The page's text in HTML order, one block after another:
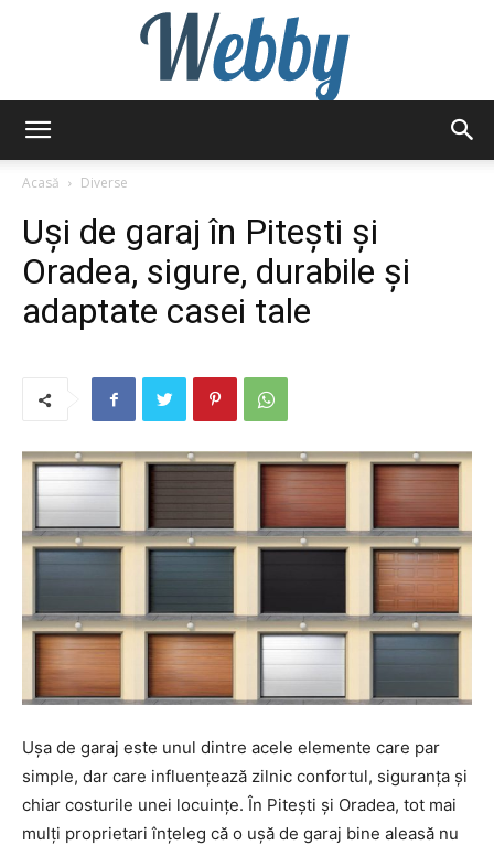
Acasă
Diverse
Uși de garaj în Pitești și
Oradea, sigure, durabile și
adaptate casei tale
Ușa de garaj este unul dintre acele elemente care par
simple, dar care influențează zilnic confortul, siguranța și
chiar costurile unei locuințe. În Pitești și Oradea, tot mai
mulți proprietari înțeleg că o ușă de garaj bine aleasă nu